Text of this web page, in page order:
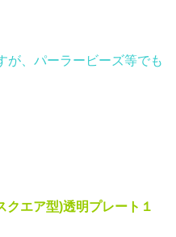
、パーラービーズ等でも
クエア型)透明プレート１